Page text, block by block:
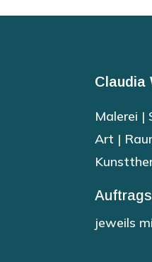
Claudia
Malerei |
Art |
jeweils